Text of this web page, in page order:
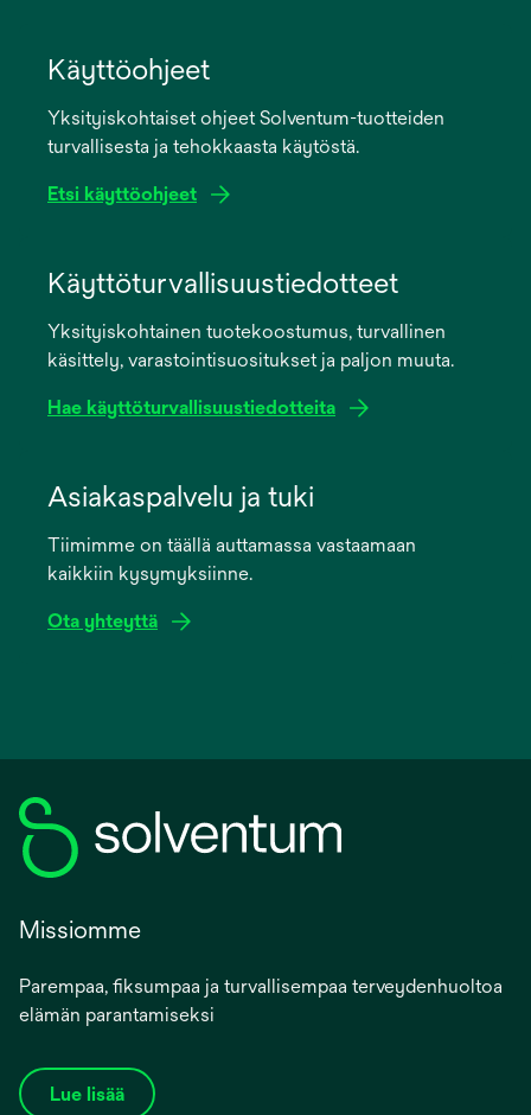
Käyttöohjeet
Yksityiskohtaiset ohjeet Solventum-tuotteiden
turvallisesta ja tehokkaasta käytöstä.
Etsi käyttöohjeet
new
Käyttöturvallisuustiedotteet
Yksityiskohtainen tuotekoostumus, turvallinen
käsittely, varastointisuositukset ja paljon muuta.
Hae käyttöturvallisuustiedotteita
new
Asiakaspalvelu ja tuki
Tiimimme on täällä auttamassa vastaamaan
kaikkiin kysymyksiinne.
Ota yhteyttä
Missiomme
Parempaa, fiksumpaa ja turvallisempaa terveydenhuoltoa
elämän parantamiseksi
Lue lisää